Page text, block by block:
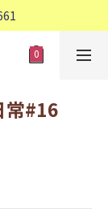
運費❤️
常#16